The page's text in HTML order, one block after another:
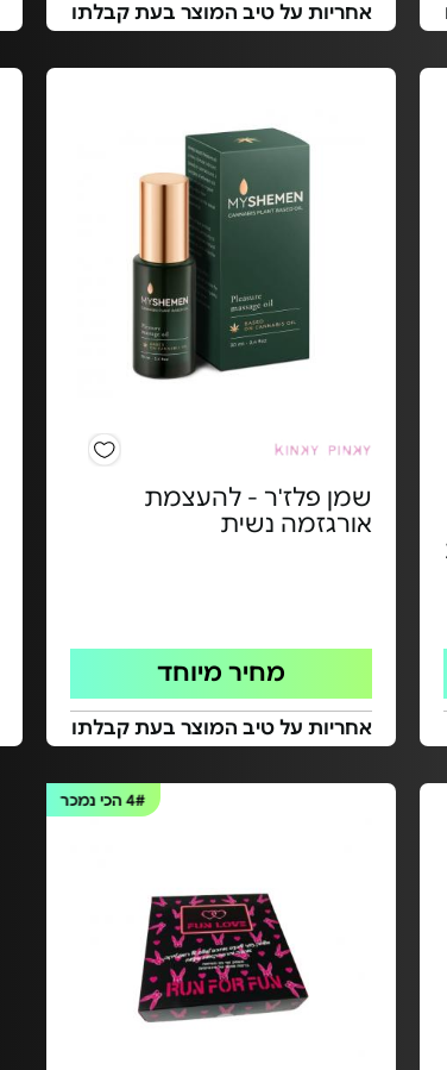
אחריות על טיב המוצר בעת קבלתו
שמן פלז'ר - להעצמת
אורגזמה נשית
מחיר מיוחד
אחריות על טיב המוצר בעת קבלתו
4#הכי נמכר